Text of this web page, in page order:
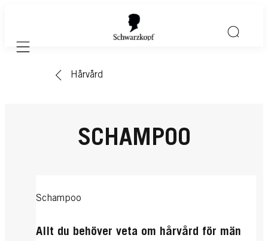
Mobile navigation
Hårvård
SCHAMPOO
Schampoo
Allt du behöver veta om hårvård för män